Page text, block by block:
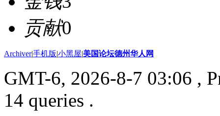
贡献0
Archiver|手机版|小黑屋|美国论坛德州华人网
GMT-6, 2026-8-7 03:06 ,
14 queries .